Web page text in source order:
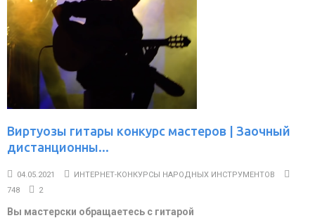
Виртуозы гитары конкурс мастеров | Заочный
дистанционны...
04.05.2021
ИНТЕРНЕТ-КОНКУРСЫ НАРОДНЫХ ИНСТРУМЕНТОВ
748
2
Вы мастерски обращаетесь с гитарой